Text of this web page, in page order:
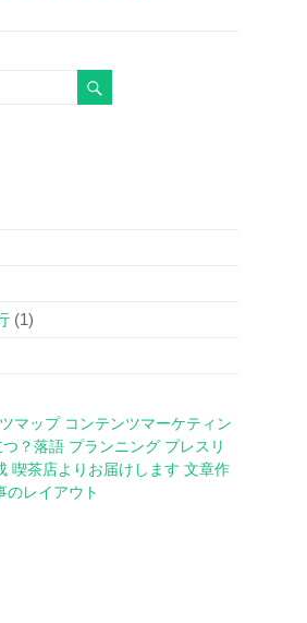
(1)
マップ コンテンツマーケティン
つ？落語 プランニング プレスリ
喫茶店よりお届けします 文章作
のレイアウト